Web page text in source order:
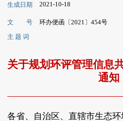
生成日期
2021-10-18
文 号
环办便函〔2021〕454号
主 题 词
关于规划环评管理信息
通知
各省、自治区、直辖市生态